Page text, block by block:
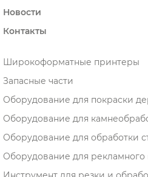
Новости
Контакты
Широкоформатные принтеры
Запасные части
Оборудование для покраски
Оборудование для
Оборудование для обработки
Оборудование для рекламного